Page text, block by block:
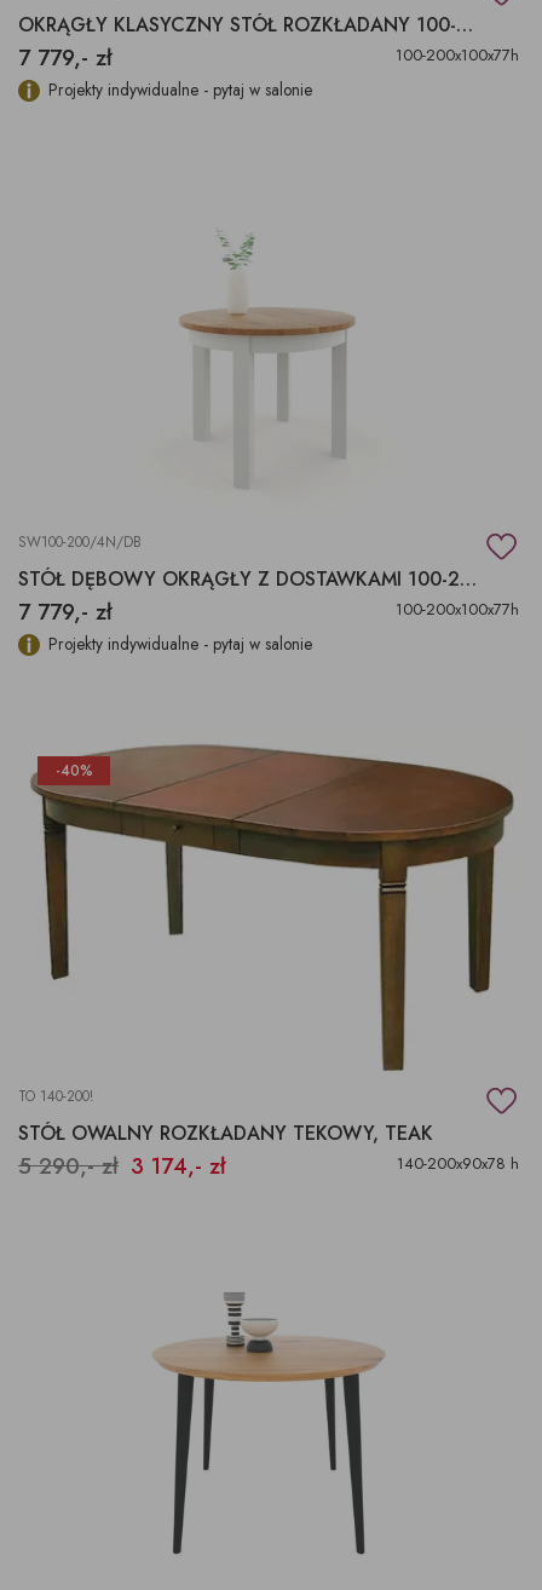
OKRĄGŁY KLASYCZNY STÓŁ ROZKŁADANY 100-200X100X77H
7 779,- zł 100-200x100x77h
Projekty indywidualne - pytaj w salonie
SW100-200/4N/DB
STÓŁ DĘBOWY OKRĄGŁY Z DOSTAWKAMI 100-200X100X77H
7 779,- zł 100-200x100x77h
Projekty indywidualne - pytaj w salonie
-40%
TO 140-200!
STÓŁ OWALNY ROZKŁADANY TEKOWY, TEAK
5 290,- zł 3 174,- zł 140-200x90x78 h